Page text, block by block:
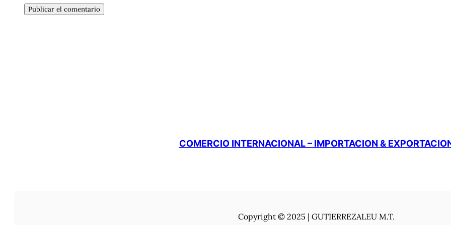
COMERCIO INTERNACIONAL – IMPORTACION &
Copyright © 2025 | GUTIERREZALEU M.T.